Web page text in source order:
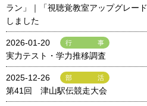
ラン」｜「視聴覚教室アップグレー
しました
2026-01-20 行事
実力テスト・学力推移調査
2025-12-26 部活
第41回 津山駅伝競走大会